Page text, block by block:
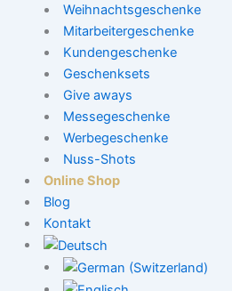
Weihnachtsgeschenke
Mitarbeitergeschenke
Kundengeschenke
Geschenksets
Give aways
Messegeschenke
Werbegeschenke
Nuss-Shots
Online Shop
Blog
Kontakt